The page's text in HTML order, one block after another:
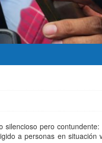
pero
a personas en situación